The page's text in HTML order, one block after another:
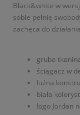
Black&white w
sobie pełnię
zachęca do
gruba
ściągacz w
luźna
biała
logo Jordan